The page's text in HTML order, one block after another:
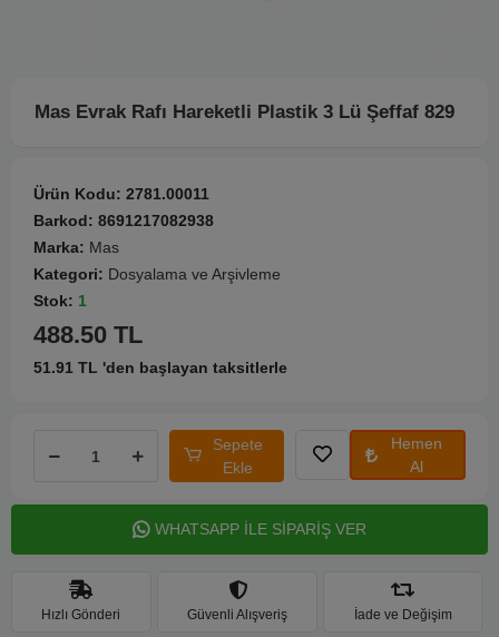
Mas Evrak Rafı Hareketli Plastik 3 Lü Şeffaf 829
Ürün Kodu: 2781.00011
Barkod: 8691217082938
Marka: Mas
Kategori: Dosyalama ve Arşivleme
Stok: 1
488.50 TL
51.91 TL 'den başlayan taksitlerle
Sepete
Ekle
Hemen
Al
WHATSAPP İLE SİPARİŞ VER
Hızlı Gönderi Güvenli Alışveriş İade ve Değişim